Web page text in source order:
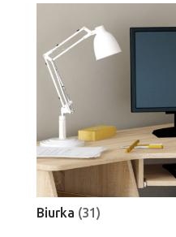
Biurka (31)